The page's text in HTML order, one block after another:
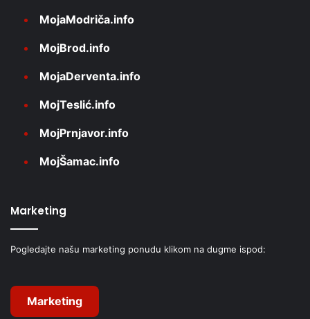
MojaModriča.info
MojBrod.info
MojaDerventa.info
MojTeslić.info
MojPrnjavor.info
MojŠamac.info
Marketing
Pogledajte našu marketing ponudu klikom na dugme ispod:
Marketing